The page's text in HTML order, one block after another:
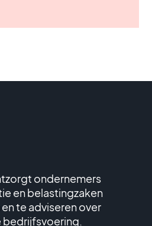
ondernemers
en belastingzaken
te adviseren over
bedrijfsvoering.